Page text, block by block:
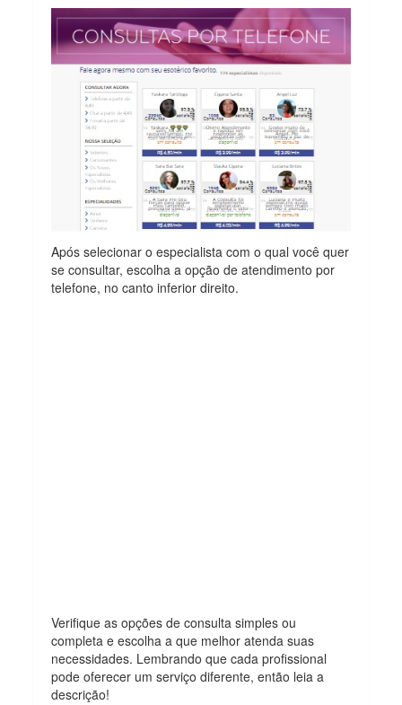
Após selecionar o especialista com o qual você quer
se consultar, escolha a opção de atendimento por
telefone, no canto inferior direito.
Verifique as opções de consulta simples ou
completa e escolha a que melhor atenda suas
necessidades. Lembrando que cada profissional
pode oferecer um serviço diferente, então leia a
descrição!